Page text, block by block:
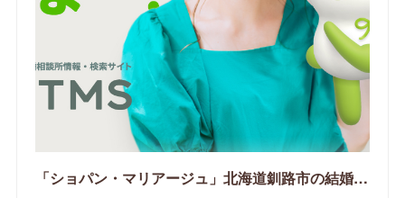
「ショパン・マリアージュ」北海道釧路市の結婚相談所 | TMS（全国結婚相談事業者連盟）公式サイト